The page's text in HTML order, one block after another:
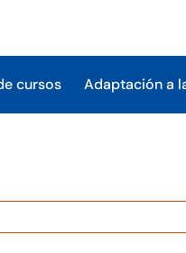
cursos Adaptación a